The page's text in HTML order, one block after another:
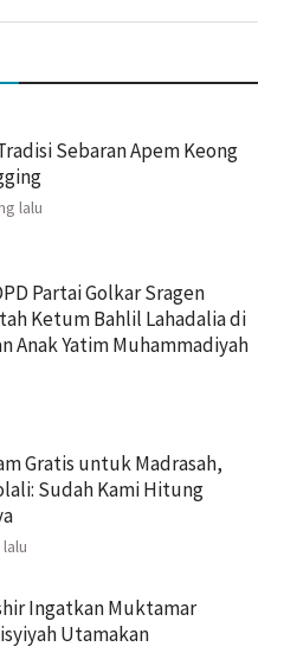
Sebaran Apem Keong
lalu
Partai Golkar Sragen
Ketum Bahlil Lahadalia di
Anak Yatim Muhammadiyah
Gratis untuk Madrasah,
Sudah Kami Hitung
Ingatkan Muktamar
Utamakan